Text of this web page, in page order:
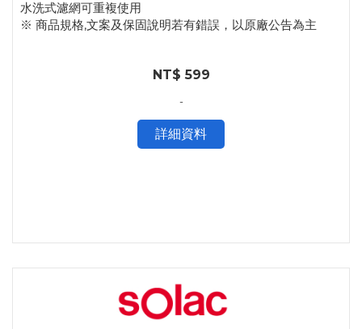
水洗式濾網可重複使用
※ 商品規格,文案及保固說明若有錯誤，以原廠公告為主
NT$ 599
-
詳細資料